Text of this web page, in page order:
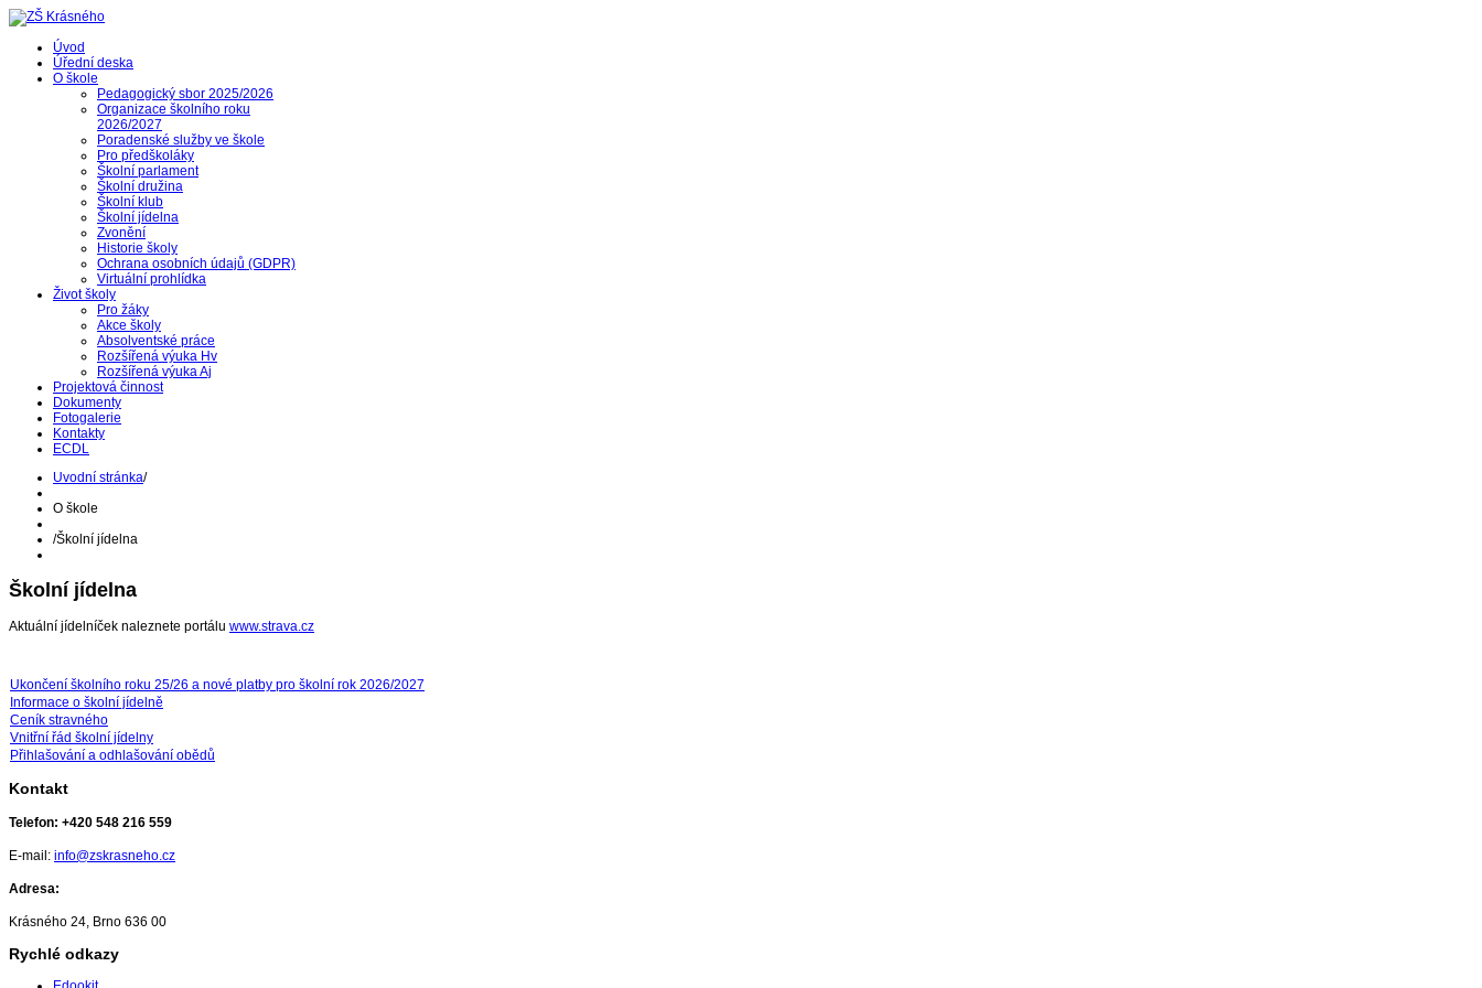
Úvod
Úřední deska
O škole
Pedagogický sbor 2025/2026
Organizace školního roku
2026/2027
Poradenské služby ve škole
Pro předškoláky
Školní parlament
Školní družina
Školní klub
Školní jídelna
Zvonění
Historie školy
Ochrana osobních údajů (GDPR)
Virtuální prohlídka
Život školy
Pro žáky
Akce školy
Absolventské práce
Rozšířená výuka Hv
Rozšířená výuka Aj
Projektová činnost
Dokumenty
Fotogalerie
Kontakty
ECDL
Uvodní stránka/
O škole
/Školní jídelna
Školní jídelna
Aktuální jídelníček naleznete portálu www.strava.cz
Ukončení školního roku 25/26 a nové platby pro školní rok 2026/2027
Informace o školní jídelně
Ceník stravného
Vnitřní řád školní jídelny
Přihlašování a odhlašování obědů
Kontakt
Telefon: +420 548 216 559
E-mail: info@zskrasneho.cz
Adresa:
Krásného 24, Brno 636 00
Rychlé odkazy